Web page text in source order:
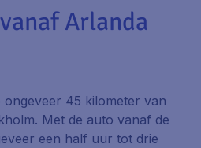
Arlanda
45 kilometer van
Met de auto vanaf de
een half uur tot drie